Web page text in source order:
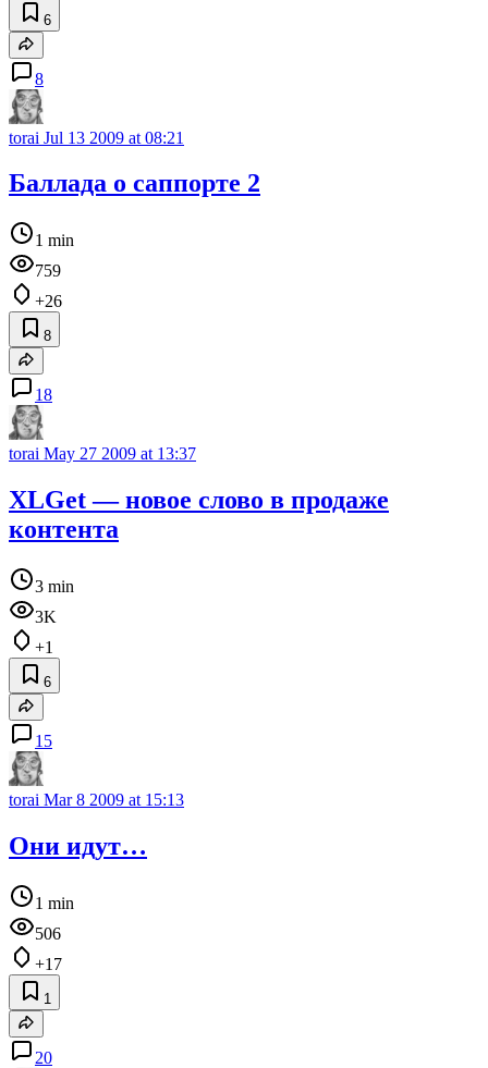
6
8
torai Jul 13 2009 at 08:21
Баллада о саппорте 2
1 min
759
+26
8
18
torai May 27 2009 at 13:37
XLGet — новое слово в продаже
контента
3 min
3K
+1
6
15
torai Mar 8 2009 at 15:13
Они идут…
1 min
506
+17
1
20